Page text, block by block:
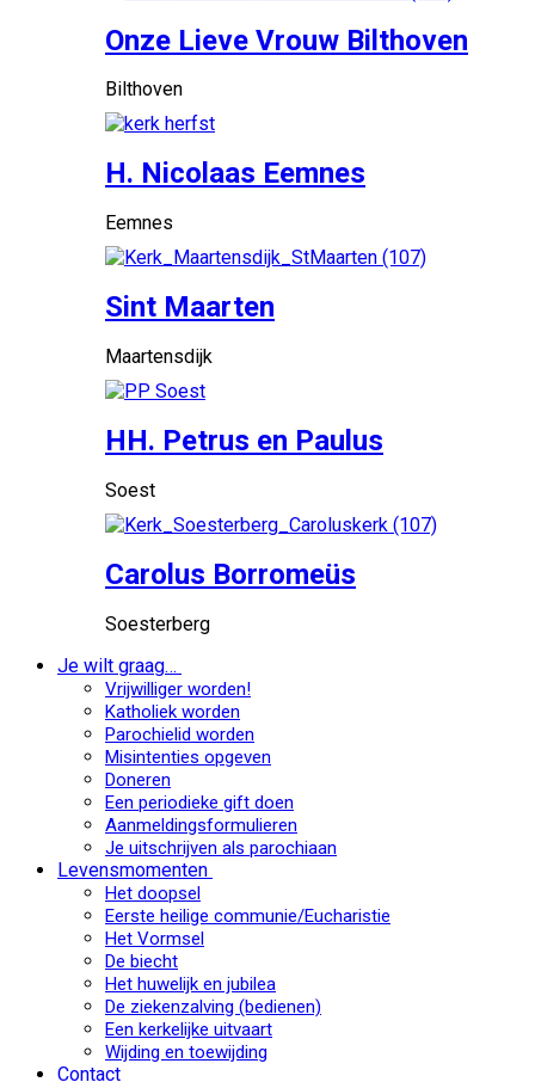
Onze Lieve Vrouw Bilthoven
Bilthoven
H. Nicolaas Eemnes
Eemnes
Sint Maarten
Maartensdijk
HH. Petrus en Paulus
Soest
Carolus Borromeüs
Soesterberg
Je wilt graag…
Vrijwilliger worden!
Katholiek worden
Parochielid worden
Misintenties opgeven
Doneren
Een periodieke gift doen
Aanmeldingsformulieren
Je uitschrijven als parochiaan
Levensmomenten
Het doopsel
Eerste heilige communie/Eucharistie
Het Vormsel
De biecht
Het huwelijk en jubilea
De ziekenzalving (bedienen)
Een kerkelijke uitvaart
Wijding en toewijding
Contact